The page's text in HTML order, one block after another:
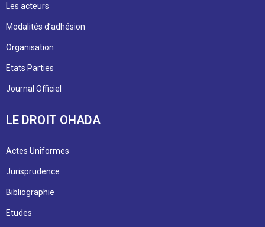
Les acteurs
Modalités d’adhésion
Organisation
Etats Parties
Journal Officiel
LE DROIT OHADA
Actes Uniformes
Jurisprudence
Bibliographie
Etudes